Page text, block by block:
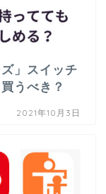
」スイッチ
うべき？
2021年10月3日